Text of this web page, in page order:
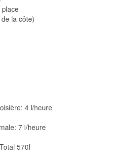
place
la côte)
4 l/heure
7 l/heure
570l